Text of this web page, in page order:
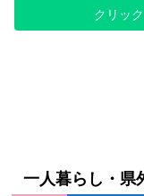
クリッ
一人暮らし・県